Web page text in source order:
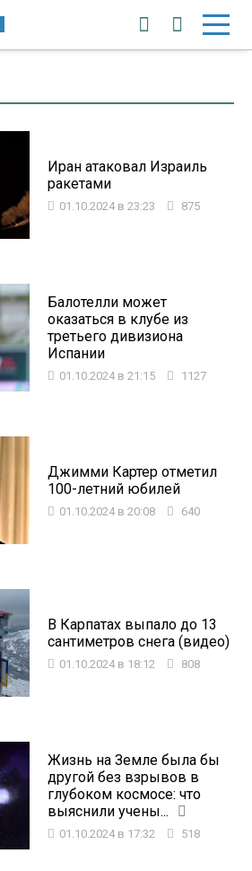
Иран атаковал Израиль
ракетами
01.10.2024 в 23:23 875
Балотелли может
оказаться в клубе из
третьего дивизиона
Испании
01.10.2024 в 21:15 1127
Джимми Картер отметил
100-летний юбилей
01.10.2024 в 20:08 640
В Карпатах выпало до 13
сантиметров снега (видео)
01.10.2024 в 18:12 808
Жизнь на Земле была бы
другой без взрывов в
глубоком космосе: что
выяснили учены...
01.10.2024 в 17:32 518